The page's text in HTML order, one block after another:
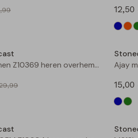
12,50
Asyb men Z10369 heren overhemd km Groen mos
15,00